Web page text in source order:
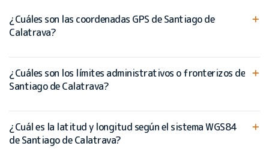
¿Cuáles son las coordenadas GPS de Santiago de
Calatrava?
¿Cuáles son los límites administrativos o fronterizos de
Santiago de Calatrava?
¿Cuál es la latitud y longitud según el sistema WGS84
de Santiago de Calatrava?